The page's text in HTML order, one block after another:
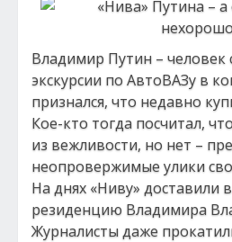
Владимир Путин – человек
экскурсии по АвтоВАЗу в
признался, что недавно
Кое-кто тогда посчитал,
из вежливости, но нет –
неопровержимые улики
На днях «Ниву» доставили
резиденцию Владимира
Журналисты даже